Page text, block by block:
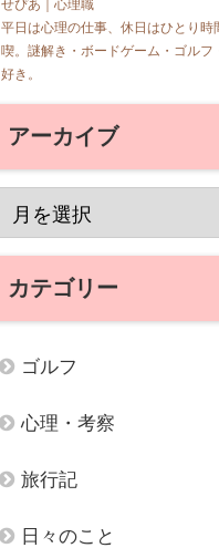
せぴあ｜心理職
平日は心理の仕事、休日はひとり時
喫。謎解き・ボードゲーム・ゴルフ
好き。
アーカイブ
カテゴリー
ゴルフ
心理・考察
旅行記
日々のこと